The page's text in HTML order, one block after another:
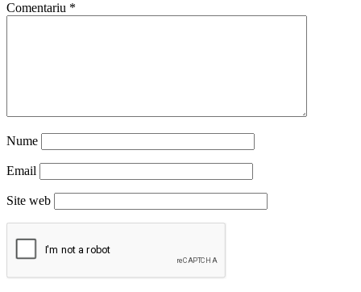
Comentariu *
Nume
Email
Site web